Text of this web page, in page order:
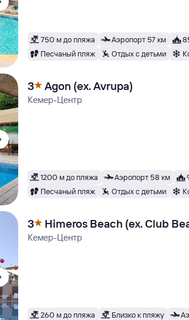
750 м до пляжа Аэропорт 57 км
Песчаный пляж
Отдых с детьми
3 Agon (ex. Avrupa)
Кемер-Центр
1200 м до пляжа Аэропорт 58 км
Песчаный пляж
Отдых с детьми
3 Himeros Beach (ex. Club
Кемер-Центр
260 м до пляжа Близко к пляжу